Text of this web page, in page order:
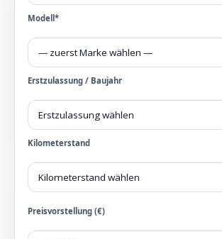
Modell*
Erstzulassung / Baujahr
Kilometerstand
Preisvorstellung (€)